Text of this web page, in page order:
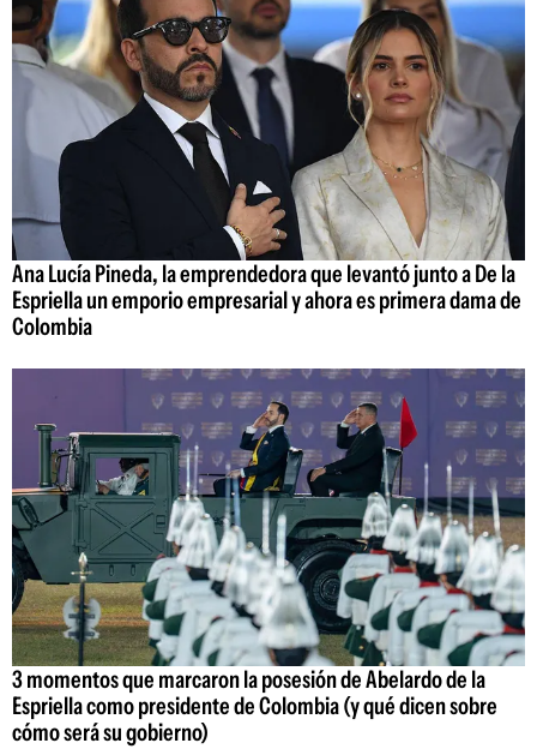
Ana Lucía Pineda, la emprendedora que levantó junto a De la
Espriella un emporio empresarial y ahora es primera dama de
Colombia
3 momentos que marcaron la posesión de Abelardo de la
Espriella como presidente de Colombia (y qué dicen sobre
cómo será su gobierno)